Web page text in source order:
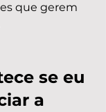
que gerem
se eu
a